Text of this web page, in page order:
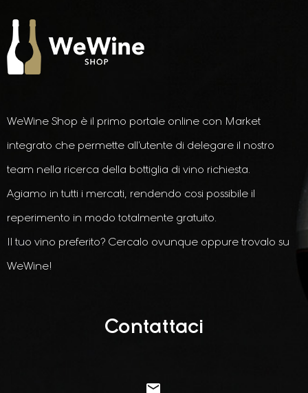
WeWine Shop è il primo portale online con Market
integrato che permette all’utente di delegare il nostro
team nella ricerca della bottiglia di vino richiesta.
Agiamo in tutti i mercati, rendendo cosi possibile il
reperimento in modo totalmente gratuito.
Il tuo vino preferito? Cercalo ovunque oppure trovalo su
WeWine!
Contattaci

